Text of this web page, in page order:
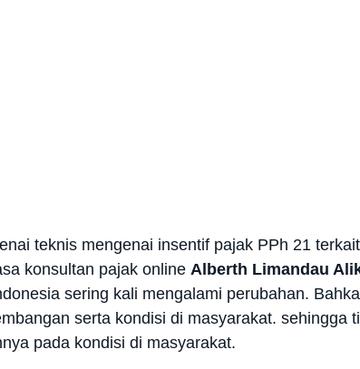
teknis mengenai insentif pajak PPh 21
konsultan pajak online Alberth Limandau
sering kali mengalami perubahan.
serta kondisi di masyarakat.
pada kondisi di masyarakat.